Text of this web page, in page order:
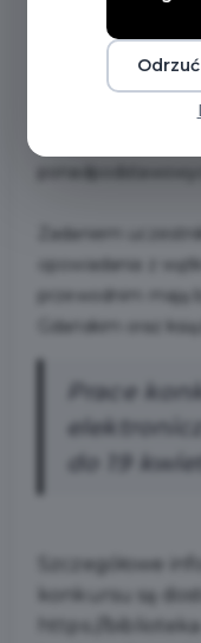
Powiatowe w
powiatowy
Konkurs jest
Zadaniem
opowiadania z
przewodnim mają
Gdańskim oraz
Prace
do 19
Szczegółowe
konkursu są
https://